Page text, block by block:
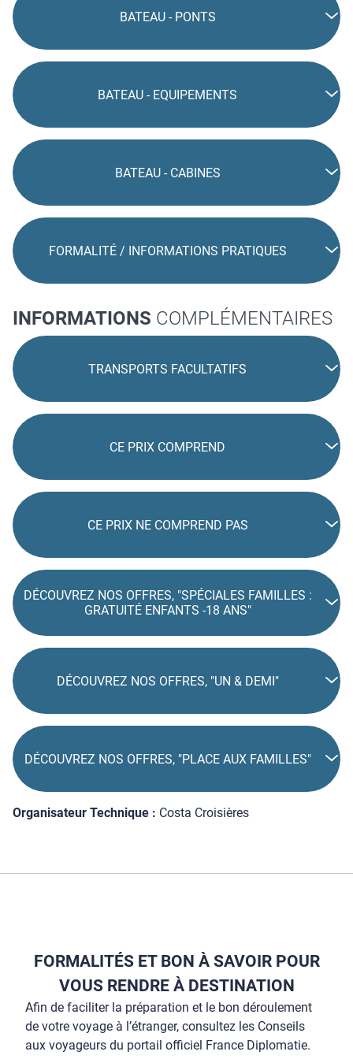
BATEAU - PONTS
BATEAU - EQUIPEMENTS
BATEAU - CABINES
FORMALITÉ / INFORMATIONS PRATIQUES
INFORMATIONS COMPLÉMENTAIRES
TRANSPORTS FACULTATIFS
CE PRIX COMPREND
CE PRIX NE COMPREND PAS
DÉCOUVREZ NOS OFFRES, "SPÉCIALES FAMILLES :
GRATUITÉ ENFANTS -18 ANS"
DÉCOUVREZ NOS OFFRES, "UN & DEMI"
DÉCOUVREZ NOS OFFRES, "PLACE AUX FAMILLES"
Organisateur Technique : Costa Croisières
FORMALITÉS ET BON À SAVOIR POUR
VOUS RENDRE À DESTINATION
Afin de faciliter la préparation et le bon déroulement
de votre voyage à l’étranger, consultez les Conseils
aux voyageurs du portail officiel France Diplomatie.